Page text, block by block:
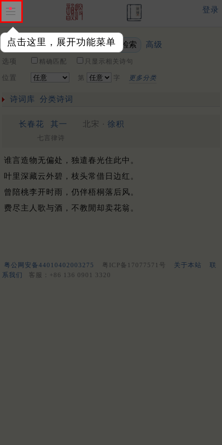
点击这里，展开功能菜单
登录
关键词 高级
选项 精确匹配 只显示相关诗句
位置 第 字 更多分类
诗词库 分类诗词
长春花 其一 北宋 · 徐积
七言律诗
谁言造物无偏处，独遣春光住此中。
叶里深藏云外碧，枝头常借日边红。
曾陪桃李开时雨，仍伴梧桐落后风。
费尽主人歌与酒，不教閒却卖花翁。
粤公网安备44010402003275 粤ICP备17077571号 关于本站
联
系我们
客服：+86 136 0901 3320